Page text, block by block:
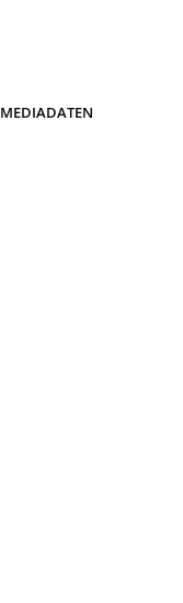
MEDIADATEN